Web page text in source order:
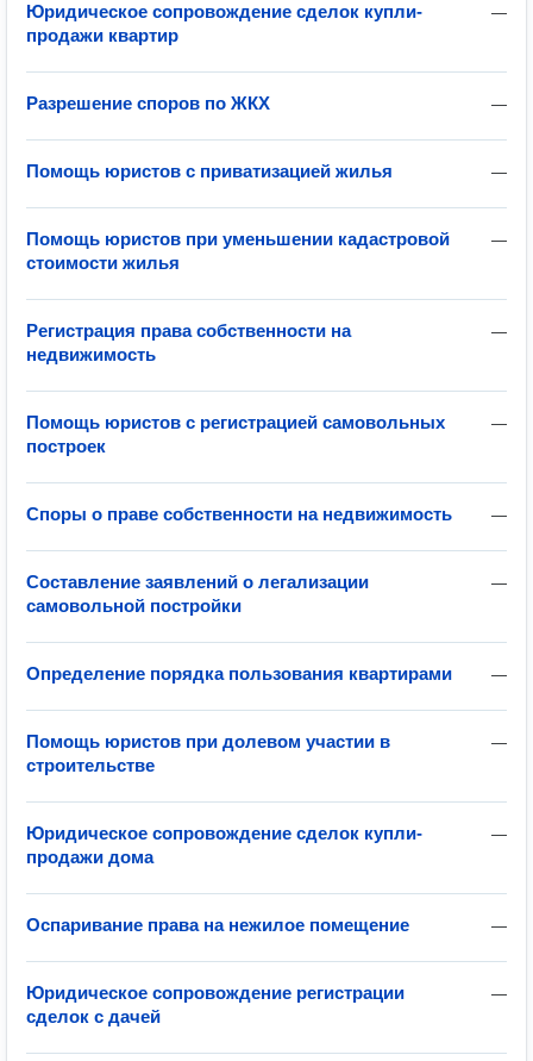
—
Юридическое сопровождение сделок купли-
продажи квартир
—
Разрешение споров по ЖКХ
—
Помощь юристов с приватизацией жилья
—
Помощь юристов при уменьшении кадастровой
стоимости жилья
—
Регистрация права собственности на
недвижимость
—
Помощь юристов с регистрацией самовольных
построек
—
Споры о праве собственности на недвижимость
—
Составление заявлений о легализации
самовольной постройки
—
Определение порядка пользования квартирами
—
Помощь юристов при долевом участии в
строительстве
—
Юридическое сопровождение сделок купли-
продажи дома
—
Оспаривание права на нежилое помещение
—
Юридическое сопровождение регистрации
сделок с дачей